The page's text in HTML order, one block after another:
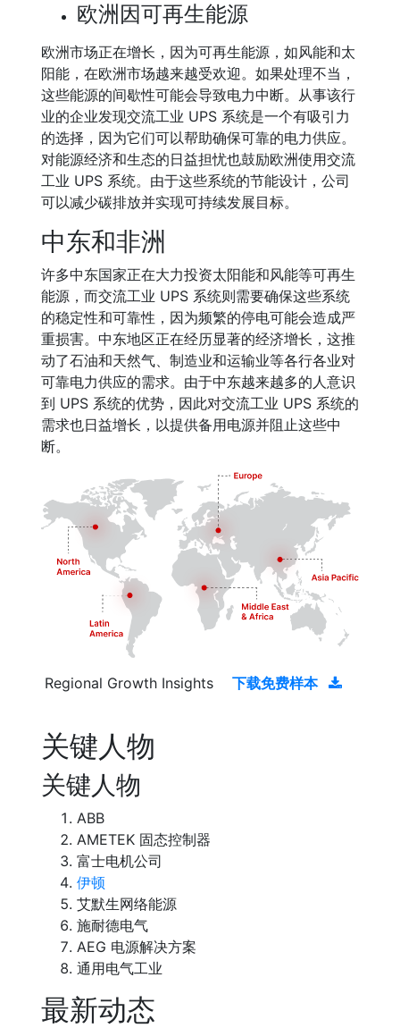
欧洲因可再生能源
欧洲市场正在增长，因为可再生能源，如风能和太
阳能，在欧洲市场越来越受欢迎。如果处理不当，
这些能源的间歇性可能会导致电力中断。从事该行
业的企业发现交流工业 UPS 系统是一个有吸引力
的选择，因为它们可以帮助确保可靠的电力供应。
对能源经济和生态的日益担忧也鼓励欧洲使用交流
工业 UPS 系统。由于这些系统的节能设计，公司
可以减少碳排放并实现可持续发展目标。
中东和非洲
许多中东国家正在大力投资太阳能和风能等可再生
能源，而交流工业 UPS 系统则需要确保这些系统
的稳定性和可靠性，因为频繁的停电可能会造成严
重损害。中东地区正在经历显著的经济增长，这推
动了石油和天然气、制造业和运输业等各行各业对
可靠电力供应的需求。由于中东越来越多的人意识
到 UPS 系统的优势，因此对交流工业 UPS 系统的
需求也日益增长，以提供备用电源并阻止这些中
断。
Regional Growth Insights 下载免费样本
关键人物
关键人物
ABB
AMETEK 固态控制器
富士电机公司
伊顿
艾默生网络能源
施耐德电气
AEG 电源解决方案
通用电气工业
最新动态